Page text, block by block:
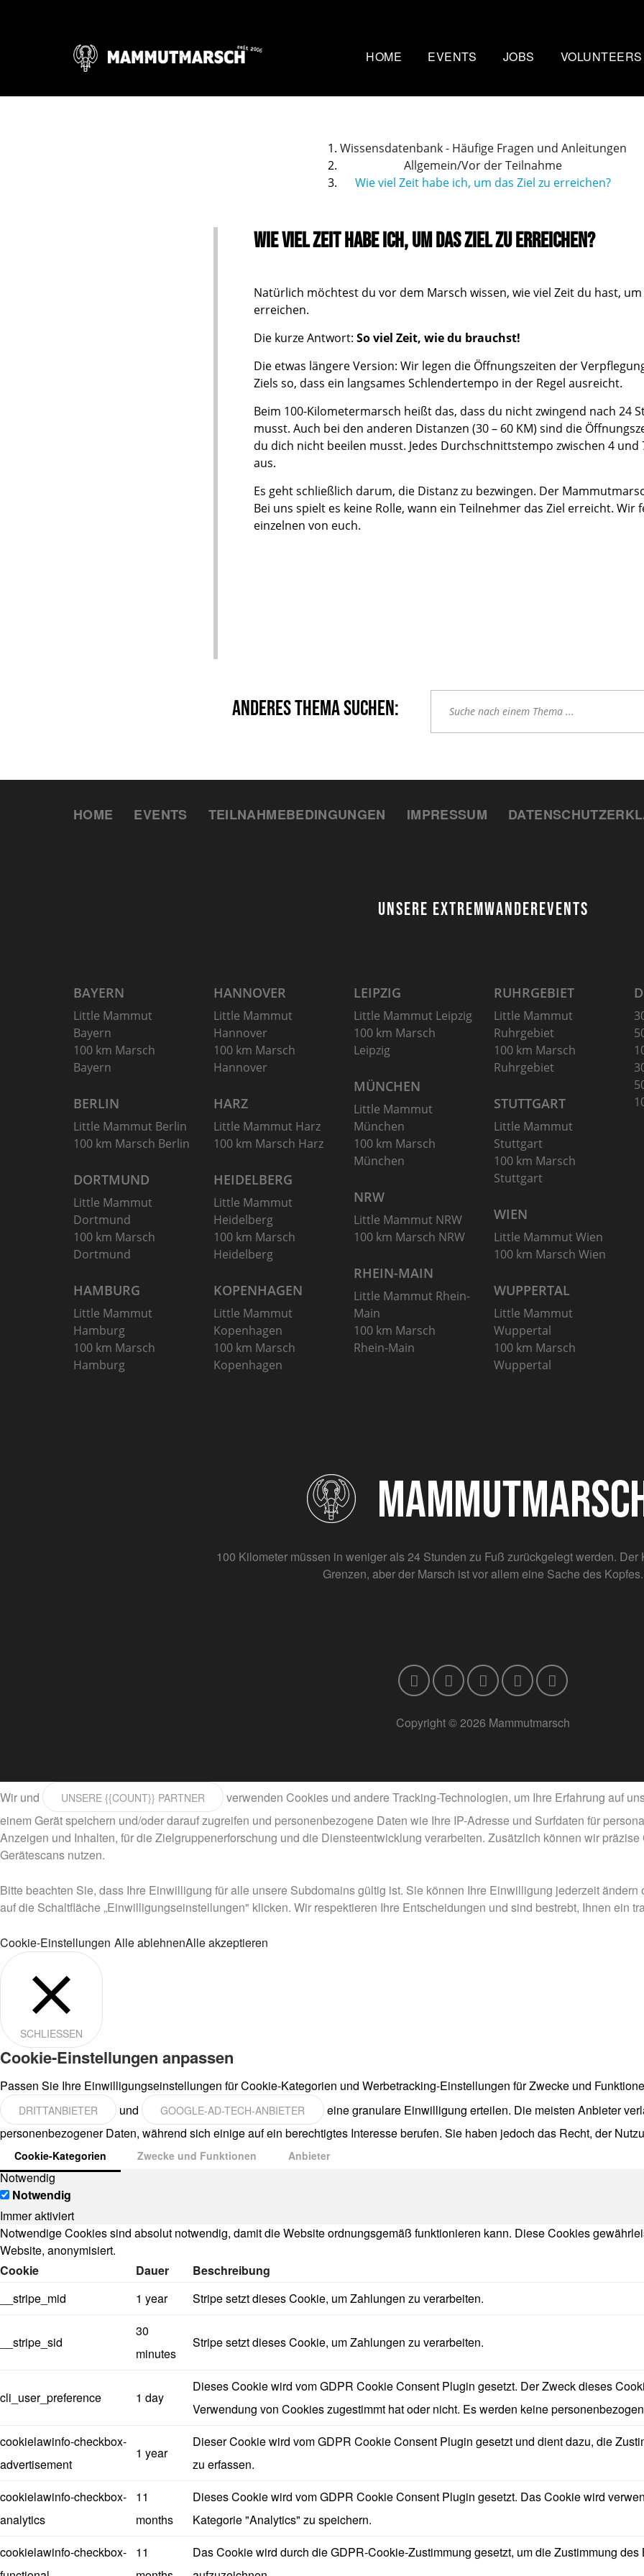
HOME EVENTS
Mammutmarsch Bremen –
30/55 KM
Mammutmarsch
30/42/60 KM
Mammutmarsch Dortmund –
Mammutmarsch
Mammutmarsch München –
Mammutmarsch
Mammutmarsch Málaga –
Mammutmarsch Valencia –
Mammutmarsch
Mammutmarsch Leipzig –
30/42/55 KM
Mammutmarsch
Starnberger See
30/42/60 KM
30/50 KM
Mammutmarsch Wien – 30/50
Mammutmarsch
Mammutmarsch München –
75/100 KM
Mammutmarsch
75/100 KM
JOBS VOLUNTEERS
Wissensdatenbank - Häufige Fragen und Anleitungen
Allgemein/Vor der Teilnahme
Wie viel Zeit habe ich, um das Ziel zu erreichen?
Wie viel Zeit habe ich, um das Ziel zu erreichen?
Natürlich möchtest du vor dem Marsch wissen, wie viel Zeit du hast, um
erreichen.
Die kurze Antwort: So viel Zeit, wie du brauchst!
Die etwas längere Version: Wir legen die Öffnungszeiten der
Ziels so, dass ein langsames Schlendertempo in der Regel ausreicht.
Beim 100-Kilometermarsch heißt das, dass du nicht zwingend nach 24
musst. Auch bei den anderen Distanzen (30 – 60 KM) sind die
du dich nicht beeilen musst. Jedes Durchschnittstempo zwischen 4
aus.
Es geht schließlich darum, die Distanz zu bezwingen. Der
Bei uns spielt es keine Rolle, wann ein Teilnehmer das Ziel erreicht. Wir
einzelnen von euch.
HOME EVENTS TEILNAHMEBEDINGUNGEN IMPRESSUM
UNSERE EXTREMWANDEREVENTS
BAYERN
Little Mammut
Bayern
100 km Marsch
Bayern
BERLIN
Little Mammut Berlin
100 km Marsch Berlin
DORTMUND
Little Mammut
Dortmund
100 km Marsch
Dortmund
HAMBURG
Little Mammut
Hamburg
100 km Marsch
Hamburg
HANNOVER
Little Mammut
Hannover
100 km Marsch
Hannover
HARZ
Little Mammut Harz
100 km Marsch Harz
HEIDELBERG
Little Mammut
Heidelberg
100 km Marsch
Heidelberg
KOPENHAGEN
Little Mammut
Kopenhagen
100 km Marsch
Kopenhagen
LEIPZIG
Little Mammut Leipzig
100 km Marsch
Leipzig
MÜNCHEN
Little Mammut
München
100 km Marsch
München
NRW
Little Mammut NRW
100 km Marsch NRW
RHEIN-MAIN
Little Mammut Rhein-
Main
100 km Marsch
Rhein-Main
RUHRGEBIET
Little Mammut
Ruhrgebiet
100 km Marsch
Ruhrgebiet
STUTTGART
Little Mammut
Stuttgart
100 km Marsch
Stuttgart
WIEN
Little Mammut Wien
100 km Marsch Wien
WUPPERTAL
Little Mammut
Wuppertal
100 km Marsch
Wuppertal
100 Kilometer müssen in weniger als 24 Stunden zu Fuß zurückgelegt werden. Der
Grenzen, aber der Marsch ist vor allem eine Sache des Kopfes.
Copyright © 2026 Mammutmarsch
Wir und UNSERE {{COUNT}} PARTNER
verwenden Cookies und andere Tracking-Technologien, um Ihre Erfahrung auf
einem Gerät speichern und/oder darauf zugreifen und personenbezogene Daten wie Ihre IP-Adresse und Surfdaten für
Anzeigen und Inhalten, für die Zielgruppenerforschung und die Diensteentwicklung verarbeiten. Zusätzlich können wir
Gerätescans nutzen.
Bitte beachten Sie, dass Ihre Einwilligung für alle unsere Subdomains gültig ist. Sie können Ihre Einwilligung jederzeit
auf die Schaltfläche „Einwilligungseinstellungen" klicken. Wir respektieren Ihre Entscheidungen und sind bestrebt, Ihnen ein
Cookie-Einstellungen Alle ablehnenAlle akzeptieren
SCHLIESSEN
Cookie-Einstellungen anpassen
Passen Sie Ihre Einwilligungseinstellungen für Cookie-Kategorien und Werbetracking-Einstellungen für Zwecke und
DRITTANBIETER und GOOGLE-AD-TECH-ANBIETER
eine granulare Einwilligung erteilen. Die meisten Anbieter
personenbezogener Daten, während sich einige auf ein berechtigtes Interesse berufen. Sie haben jedoch das Recht, der
Cookie-Kategorien Zwecke und Funktionen Anbieter
Notwendig
Notwendig
Immer aktiviert
Notwendige Cookies sind absolut notwendig, damit die Website ordnungsgemäß funktionieren kann. Diese Cookies
Website, anonymisiert.
Cookie
Dauer
Beschreibung
__stripe_mid
1 year Stripe setzt dieses Cookie, um Zahlungen zu verarbeiten.
__stripe_sid
30
minutes
Stripe setzt dieses Cookie, um Zahlungen zu verarbeiten.
cli_user_preference 1 day
Dieses Cookie wird vom GDPR Cookie Consent Plugin gesetzt. Der Zweck dieses
Verwendung von Cookies zugestimmt hat oder nicht. Es werden keine
cookielawinfo-checkbox-
advertisement
1 year
Dieser Cookie wird vom GDPR Cookie Consent Plugin gesetzt und dient dazu, die
zu erfassen.
cookielawinfo-checkbox-
analytics
11
months
Dieses Cookie wird vom GDPR Cookie Consent Plugin gesetzt. Das Cookie wird
Kategorie "Analytics" zu speichern.
cookielawinfo-checkbox-
11
Das Cookie wird durch die GDPR-Cookie-Zustimmung gesetzt, um die Zustimmung